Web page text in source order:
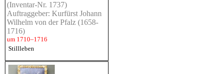
(Inventar-Nr. 1737)
Auftraggeber: Kurfürst Johann
Wilhelm von der Pfalz (1658-
1716)
um 1710–1716
Stillleben